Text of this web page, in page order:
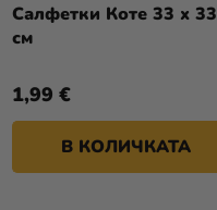
Салфетки Коте 33 x 33
см
1,99 €
В КОЛИЧКАТА